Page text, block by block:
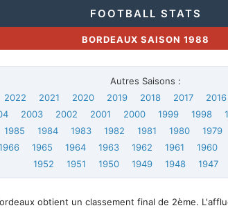
FOOTBALL STATS
BORDEAUX SAISON 1988
Autres Saisons :
2022 2021 2020 2019 2018 2017 2016
2003 2002 2001 2000 1999 1998
1985 1984 1983 1982 1981 1980 1979
1965 1964 1963 1962 1961 1960
1952
1951 1950 1949 1948 1947
obtient un classement final de 2ème.